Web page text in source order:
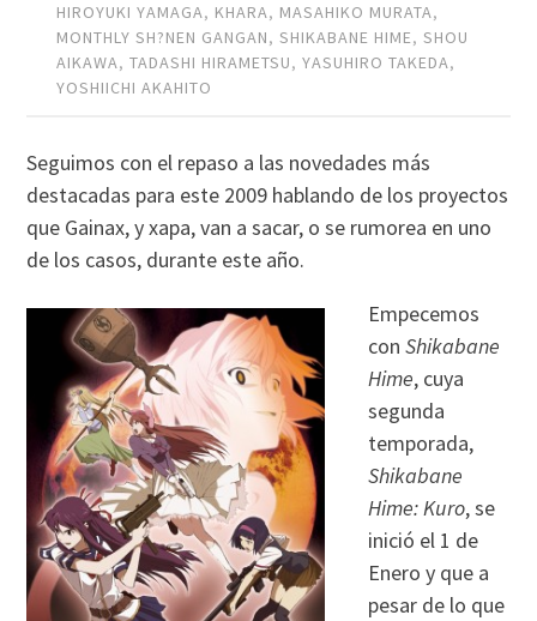
HIROYUKI YAMAGA, KHARA, MASAHIKO MURATA,
MONTHLY SH?NEN GANGAN,SHIKABANE HIME,SHOU
AIKAWA,TADASHI HIRAMETSU,YASUHIRO TAKEDA,
YOSHIICHI AKAHITO
Seguimos con el repaso a las novedades más
destacadas para este 2009 hablando de los proyectos
que Gainax, y xapa, van a sacar, o se rumorea en uno
de los casos, durante este año.
Empecemos
conShikabane
Hime, cuya
segunda
temporada,
Shikabane
Hime: Kuro, se
inició el 1 de
Enero y que a
pesar de lo que